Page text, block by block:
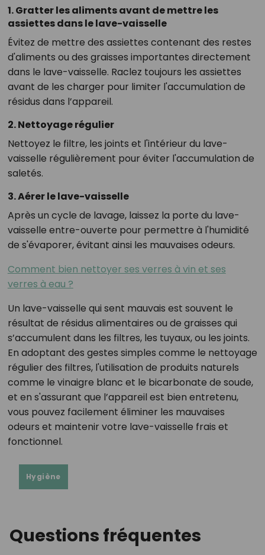
1. Gratter les aliments avant de mettre les
assiettes dans le lave-vaisselle
Évitez de mettre des assiettes contenant des restes
d'aliments ou des graisses importantes directement
dans le lave-vaisselle. Raclez toujours les assiettes
avant de les charger pour limiter l'accumulation de
résidus dans l’appareil.
2. Nettoyage régulier
Nettoyez le filtre, les joints et l'intérieur du lave-
vaisselle régulièrement pour éviter l'accumulation de
saletés.
3. Aérer le lave-vaisselle
Après un cycle de lavage, laissez la porte du lave-
vaisselle entre-ouverte pour permettre à l'humidité
de s'évaporer, évitant ainsi les mauvaises odeurs.
Comment bien nettoyer ses verres à vin et ses
verres à eau ?
Un lave-vaisselle qui sent mauvais est souvent le
résultat de résidus alimentaires ou de graisses qui
s’accumulent dans les filtres, les tuyaux, ou les joints.
En adoptant des gestes simples comme le nettoyage
régulier des filtres, l'utilisation de produits naturels
comme le vinaigre blanc et le bicarbonate de soude,
et en s'assurant que l’appareil est bien entretenu,
vous pouvez facilement éliminer les mauvaises
odeurs et maintenir votre lave-vaisselle frais et
fonctionnel.
Hygiène
Questions fréquentes